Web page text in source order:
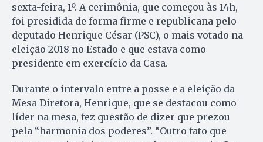
sexta-feira, 1º. A cerimônia, que começou às 14h,
foi presidida de forma firme e republicana pelo
deputado Henrique César (PSC), o mais votado na
eleição 2018 no Estado e que estava como
presidente em exercício da Casa.
Durante o intervalo entre a posse e a eleição da
Mesa Diretora, Henrique, que se destacou como
líder na mesa, fez questão de dizer que prezou
pela “harmonia dos poderes”. “Outro fato que